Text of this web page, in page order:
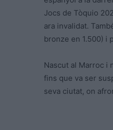
Jocs de Tòquio
ara invalidat.
bronze en 1.500) i
Nascut al Marroc i
fins que va ser
seva ciutat, on